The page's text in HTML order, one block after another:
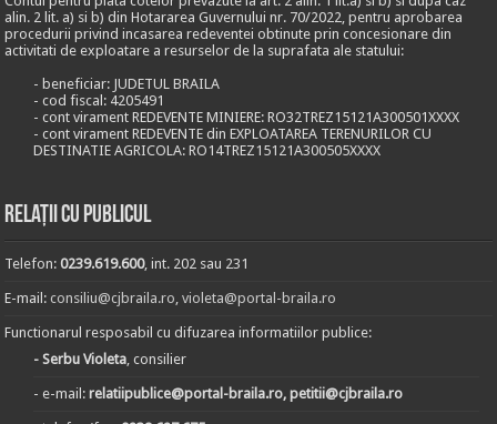
alin. 2 lit. a) si b) din Hotararea Guvernului nr. 70/2022, pentru aprobarea
procedurii privind incasarea redeventei obtinute prin concesionare din
activitati de exploatare a resurselor de la suprafata ale statului:
- beneficiar: JUDETUL BRAILA
- cod fiscal: 4205491
- cont virament REDEVENTE MINIERE: RO32TREZ15121A300501XXXX
- cont virament REDEVENTE din EXPLOATAREA TERENURILOR CU
DESTINATIE AGRICOLA: RO14TREZ15121A300505XXXX
Relații cu publicul
Telefon:0239.619.600, int. 202 sau 231
E-mail:consiliu@cjbraila.ro ,violeta@portal-braila.ro
Functionarul resposabil cu difuzarea informatiilor publice:
- Serbu Violeta , consilier
- e-mail:relatiipublice@portal-braila.ro, petitii@cjbraila.ro